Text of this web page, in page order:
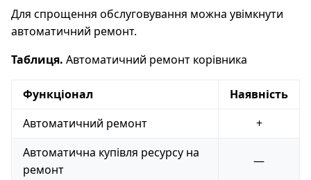
Для спрощення обслуговування можна увімкнути
автоматичний ремонт.
Таблиця. Автоматичний ремонт корівника
Функціонал
Наявність
Автоматичний ремонт
+
Автоматична купівля ресурсу на
ремонт
—